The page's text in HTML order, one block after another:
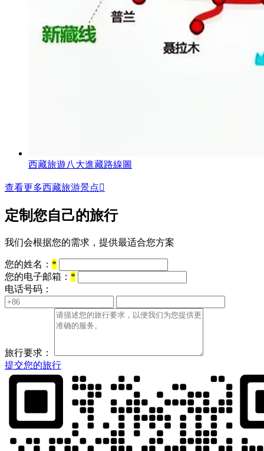
西藏旅遊八大進藏路線圖
查看更多西藏旅游景点
定制您自己的旅行
我们会根据您的需求，提供最适合您方案
您的姓名： *
您的电子邮箱： *
电话号码：
旅行要求：
提交您的旅行